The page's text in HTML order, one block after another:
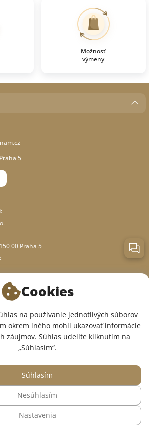
Možnosť
výmeny
5
00 Praha 5
obchod so zdravotným oblečením InWhite.
Web vytvorilSago Group
Cookies
na používanie jednotlivých súborov
okrem iného mohli ukazovať informácie
záujmov. Súhlas udelíte kliknutím na
„Súhlasím“.
Nastavenia
Nesúhlasím
Súhlasím